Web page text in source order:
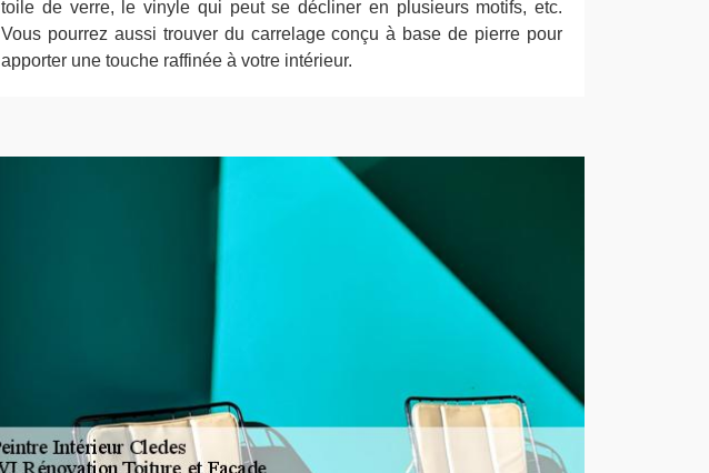
toile de verre, le vinyle qui peut se décliner en plusieurs motifs, etc.
Vous pourrez aussi trouver du carrelage conçu à base de pierre pour
apporter une touche raffinée à votre intérieur.